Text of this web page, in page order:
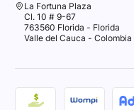
La Fortuna Plaza
Cl. 10 # 9-67
763560 Florida - Florida
Valle del Cauca - Colombia